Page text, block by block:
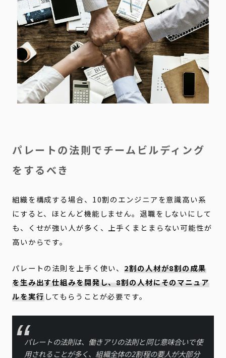
パレートの法則でチームビルディング
をするべき
組織を構成する場合、10割のエンジニアを意識高い系
にすると、ほとんど機能しません。退職をしないにして
も、くせが強い人が多く、上手くまとまらない可能性が
高いからです。
パレートの法則を上手く使い、2割の人材が8割の成果
を生み出す仕組みを開発し、8割の人材にそのマニュア
ルを実行してもらうことが必要です。
パレートの法則は、働きアリの法則と同じ意味合いで使
用されることが多く、組織全体の2割程の要人が大部分